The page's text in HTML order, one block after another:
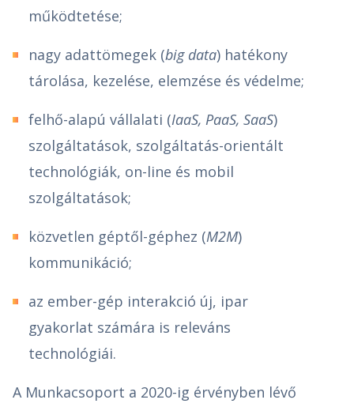
működtetése;
nagy adattömegek (big data) hatékony
tárolása, kezelése, elemzése és védelme;
felhő-alapú vállalati (IaaS, PaaS, SaaS)
szolgáltatások, szolgáltatás-orientált
technológiák, on-line és mobil
szolgáltatások;
közvetlen géptől-géphez (M2M)
kommunikáció;
az ember-gép interakció új, ipar
gyakorlat számára is releváns
technológiái.
A Munkacsoport a 2020-ig érvényben lévő